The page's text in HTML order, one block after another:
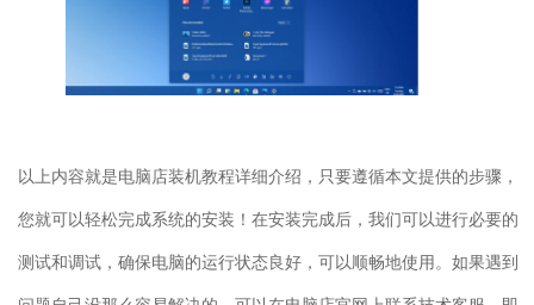
以上内容就是电脑店装机教程详细介绍，只要遵循本文提供的步骤，
您就可以轻松完成系统的安装！在安装完成后，我们可以进行必要的
测试和调试，确保电脑的运行状态良好，可以顺畅地使用。如果遇到